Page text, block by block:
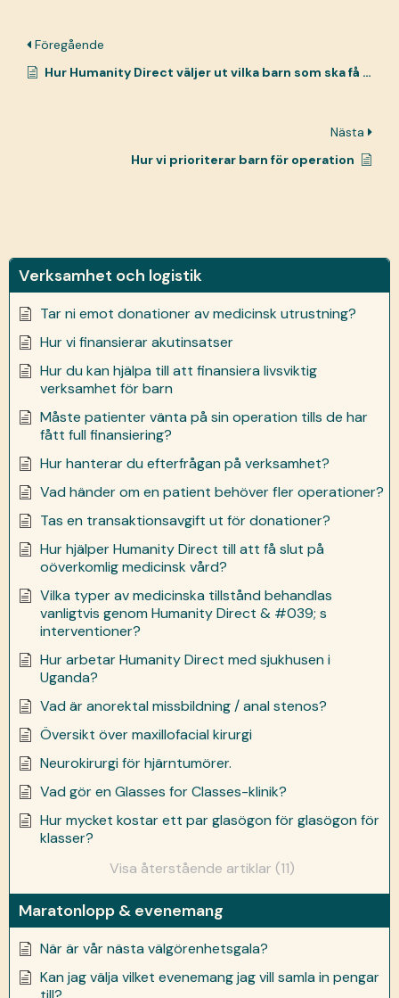
Verksamhet och logistik
Tar ni emot donationer av medicinsk utrustning?
Hur vi finansierar akutinsatser
Hur du kan hjälpa till att finansiera livsviktig
verksamhet för barn
Måste patienter vänta på sin operation tills de har
fått full finansiering?
Hur hanterar du efterfrågan på verksamhet?
Vad händer om en patient behöver fler operationer?
Tas en transaktionsavgift ut för donationer?
Hur hjälper Humanity Direct till att få slut på
oöverkomlig medicinsk vård?
Vilka typer av medicinska tillstånd behandlas
vanligtvis genom Humanity Direct & #039; s
interventioner?
Hur arbetar Humanity Direct med sjukhusen i
Uganda?
Vad är anorektal missbildning / anal stenos?
Översikt över maxillofacial kirurgi
Neurokirurgi för hjärntumörer.
Vad gör en Glasses for Classes-klinik?
Hur mycket kostar ett par glasögon för glasögon för
klasser?
Visa återstående artiklar (11)
Maratonlopp & evenemang
När är vår nästa välgörenhetsgala?
Kan jag välja vilket evenemang jag vill samla in pengar
Föregående
Hur Humanity Direct väljer ut vilka barn som ska få hjälp
Nästa
Hur vi prioriterar barn för operation